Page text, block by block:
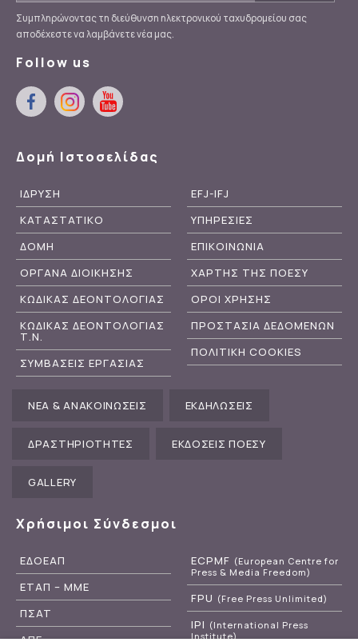
Συμπληρώνοντας τη διεύθυνση ηλεκτρονικού ταχυδρομείου σας
αποδέχεστε να λαμβάνετε νέα μας.
Follow us
Δομή Ιστοσελίδας
ΙΔΡΥΣΗ
ΚΑΤΑΣΤΑΤΙΚΟ
ΔΟΜΗ
ΟΡΓΑΝΑ ΔΙΟΙΚΗΣΗΣ
ΚΩΔΙΚΑΣ ΔΕΟΝΤΟΛΟΓΙΑΣ
ΚΩΔΙΚΑΣ ΔΕΟΝΤΟΛΟΓΙΑΣ
Τ.Ν.
ΣΥΜΒΑΣΕΙΣ ΕΡΓΑΣΙΑΣ
EFJ-IFJ
ΥΠΗΡΕΣΙΕΣ
ΕΠΙΚΟΙΝΩΝΙΑ
ΧΑΡΤΗΣ ΤΗΣ ΠΟΕΣΥ
ΟΡΟΙ ΧΡΗΣΗΣ
ΠΡΟΣΤΑΣΙΑ ΔΕΔΟΜΕΝΩΝ
ΠΟΛΙΤΙΚΗ COOKIES
ΝΕΑ & ΑΝΑΚΟΙΝΩΣΕΙΣ ΕΚΔΗΛΩΣΕΙΣ
ΔΡΑΣΤΗΡΙΟΤΗΤΕΣ ΕΚΔΟΣΕΙΣ ΠΟΕΣΥ
GALLERY
Χρήσιμοι Σύνδεσμοι
ΕΔΟΕΑΠ
ΕΤΑΠ – ΜΜΕ
ΠΣΑΤ
ECPMF (European Centre for
Press & Media Freedom)
FPU (Free Press Unlimited)
IPI (International Press
Institute)